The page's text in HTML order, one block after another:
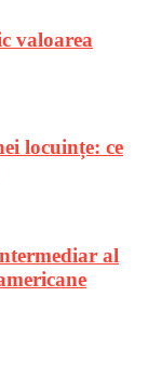
valoarea
locuințe: ce
al